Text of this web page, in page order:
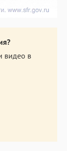
видео в